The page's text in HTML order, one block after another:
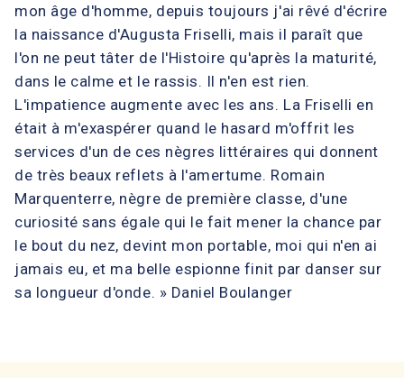
mon âge d'homme, depuis toujours j'ai rêvé d'écrire
la naissance d'Augusta Friselli, mais il paraît que
l'on ne peut tâter de l'Histoire qu'après la maturité,
dans le calme et le rassis. Il n'en est rien.
L'impatience augmente avec les ans. La Friselli en
était à m'exaspérer quand le hasard m'offrit les
services d'un de ces nègres littéraires qui donnent
de très beaux reflets à l'amertume. Romain
Marquenterre, nègre de première classe, d'une
curiosité sans égale qui le fait mener la chance par
le bout du nez, devint mon portable, moi qui n'en ai
jamais eu, et ma belle espionne finit par danser sur
sa longueur d'onde. » Daniel Boulanger